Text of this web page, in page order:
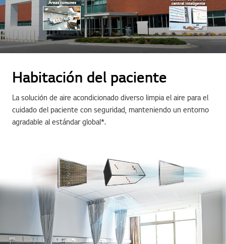
Habitación del paciente
La solución de aire acondicionado diverso limpia el aire para el
cuidado del paciente con seguridad, manteniendo un entorno
agradable al estándar global*.